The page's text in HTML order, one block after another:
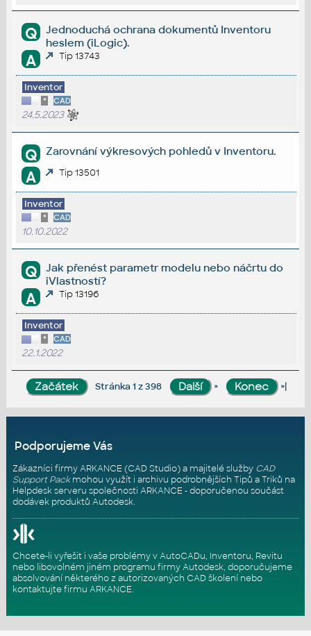
Q
Jednoduchá ochrana dokumentů Inventoru
heslem (iLogic).
A Tip 13743
Inventor
* CAD
24.5.2023
Q Zarovnání výkresových pohledů v Inventoru.
A Tip 13501
Inventor
* CAD
10.10.2022
Q
Jak přenést parametr modelu nebo náčrtu do
iVlastností?
A Tip 13196
Inventor
* CAD
22.1.2022
Stránka 1 z 398 » »|
Podporujeme Vás
Zákazníci firmy ARKANCE (CAD Studio) a majitelé služby CAD
Support Packmohou využít i archivu podrobnějších Tipů a Triků na
Helpdesk serveru společnosti ARKANCE - doporučenou součást
dodávek produktů Autodesk.
Chcete-li vyřešit i vaše problémy v AutoCADu, Inventoru, Revitu
nebo libovolném jiném programu firmy Autodesk, doporučujeme
absolvování některého z autorizovaných CAD školenínebo
kontaktujte firmu ARKANCE.